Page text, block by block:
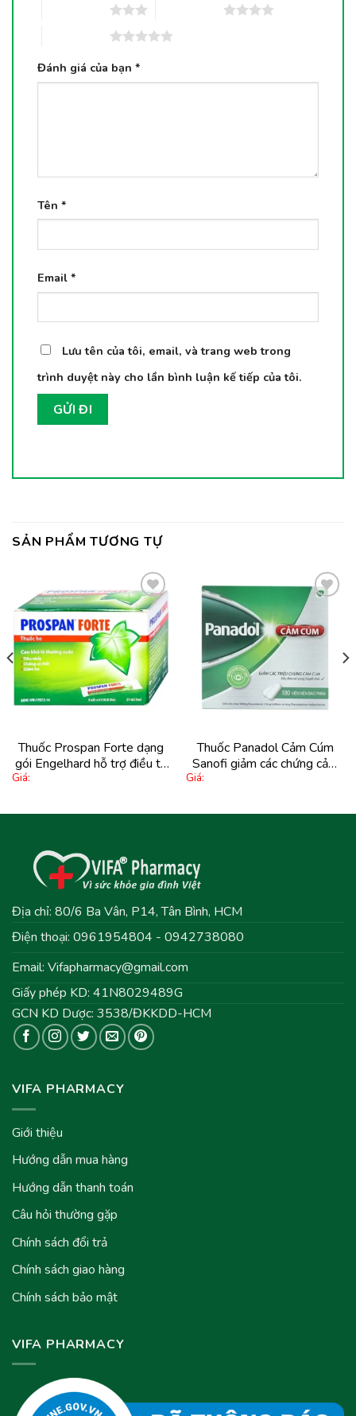
Đánh giá của bạn *
Tên *
Email *
Lưu tên của tôi, email, và trang web trong
trình duyệt này cho lần bình luận kế tiếp của tôi.
SẢN PHẨM TƯƠNG TỰ
Thêm
vào
yêu
thích
Thuốc Prospan Forte dạng
gói Engelhard hỗ trợ điều trị
tiêu nhầy, chống co thắt (21
Giá:
Thêm
thích
Thuốc Panadol Cảm Cúm
Sanofi giảm các chứng cảm
Giá:
Địa chỉ: 80/6 Ba Vân, P14, Tân Bình, HCM
Điện thoại: 0961954804 - 0942738080
Email: Vifapharmacy@gmail.com
Giấy phép KD: 41N8029489G
GCN KD Dược: 3538/ĐKKDD-HCM
VIFA PHARMACY
Giới thiệu
Hướng dẫn mua hàng
Hướng dẫn thanh toán
Câu hỏi thường gặp
Chính sách đổi trả
Chính sách giao hàng
Chính sách bảo mật
VIFA PHARMACY